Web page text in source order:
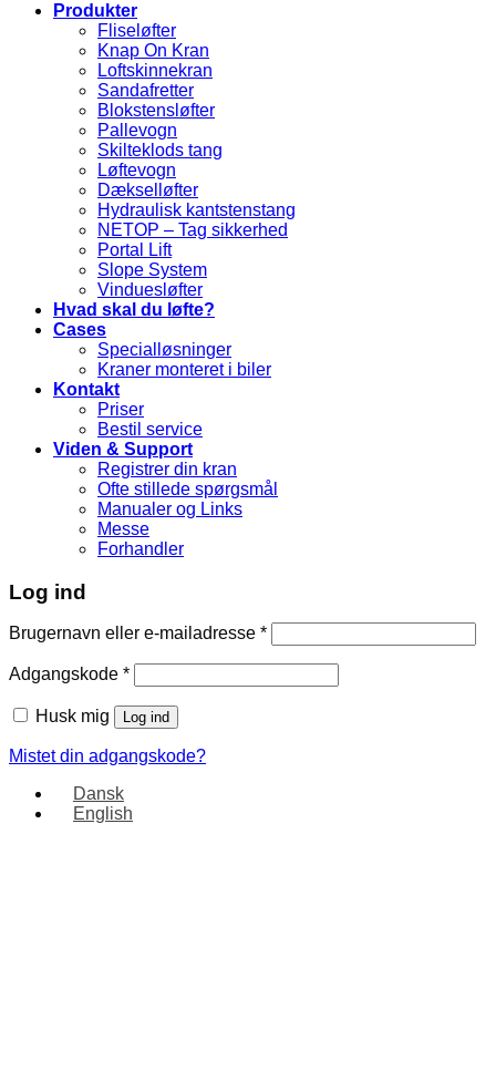
Produkter
Fliseløfter
Knap On Kran
Loftskinnekran
Sandafretter
Blokstensløfter
Pallevogn
Skilteklods tang
Løftevogn
Dækselløfter
Hydraulisk kantstenstang
NETOP – Tag sikkerhed
Portal Lift
Slope System
Vinduesløfter
Hvad skal du løfte?
Cases
Specialløsninger
Kraner monteret i biler
Kontakt
Priser
Bestil service
Viden & Support
Registrer din kran
Ofte stillede spørgsmål
Manualer og Links
Messe
Forhandler
Log ind
Brugernavn eller e-mailadresse *
Adgangskode *
Husk mig Log ind
Mistet din adgangskode?
Dansk
English